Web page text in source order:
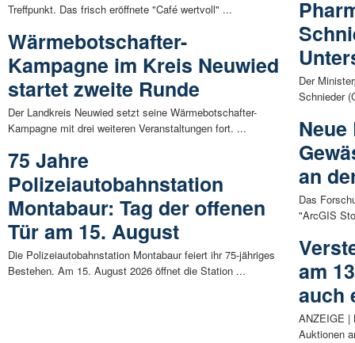
Treffpunkt. Das frisch eröffnete "Café wertvoll" ...
Wärmebotschafter-
Kampagne im Kreis Neuwied
startet zweite Runde
Der Landkreis Neuwied setzt seine Wärmebotschafter-
Kampagne mit drei weiteren Veranstaltungen fort. ...
75 Jahre
Polizeiautobahnstation
Montabaur: Tag der offenen
Tür am 15. August
Die Polizeiautobahnstation Montabaur feiert ihr 75-jähriges
Bestehen. Am 15. August 2026 öffnet die Station ...
Der
Schnieder
an
Das
"ArcGIS
am
auch
ANZEIGE |
Auktionen